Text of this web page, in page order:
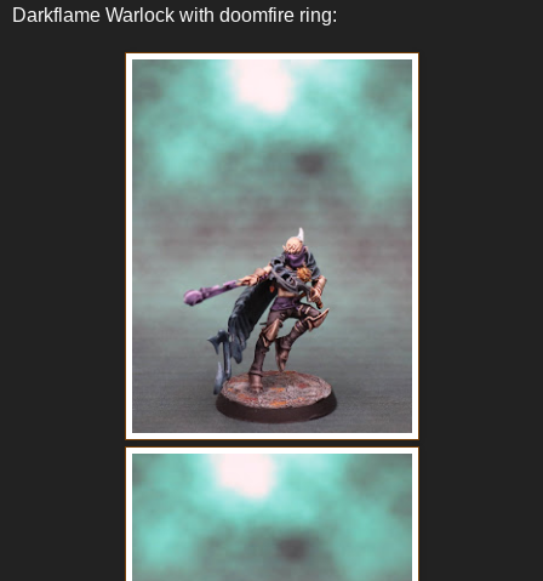
Darkflame Warlock with doomfire ring: